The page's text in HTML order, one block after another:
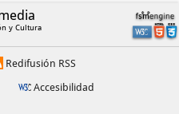
y Cultura
Redifusión RSS
Accesibilidad